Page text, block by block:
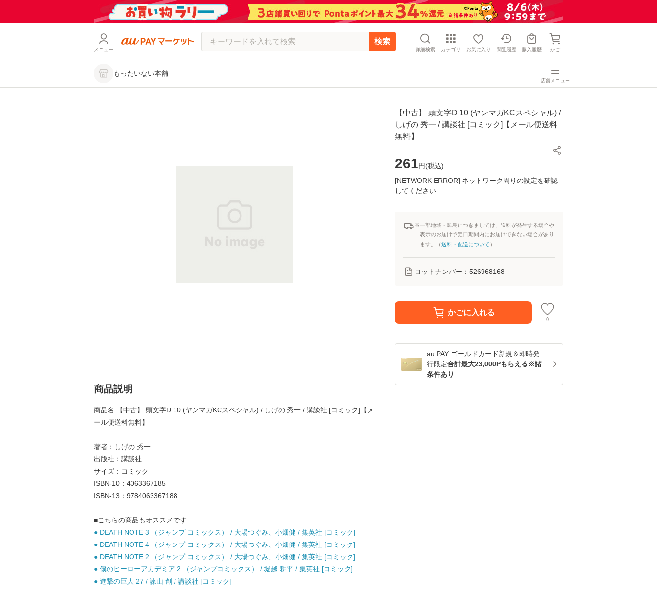
メニュー
検索
詳細検索 カテゴリ お気に入り 閲覧履歴 購入履歴 かご
もったいない本舗
店舗メニュー
【中古】 頭文字D 10 (ヤンマガKCスペシャル) /
しげの 秀一 / 講談社 [コミック]【メール便送料
無料】
261円(税込)
[NETWORK ERROR] ネットワーク周りの設定を確認
してください
※一部地域・離島につきましては、送料が発生する場合や
表示のお届け予定日期間内にお届けできない場合があり
ます。（送料・配送について ）
ロットナンバー： 526968168
かごに入れる
0
au PAY ゴールドカード新規＆即時発
行限定合計最大23,000Pもらえる※諸
条件あり
商品説明
商品名:【中古】 頭文字D 10 (ヤンマガKCスペシャル) / しげの 秀一 / 講談社 [コミック]【メ
ール便送料無料】
著者：しげの 秀一
出版社：講談社
サイズ：コミック
ISBN-10：4063367185
ISBN-13：9784063367188
■こちらの商品もオススメです
● DEATH NOTE 3 （ジャンプ コミックス） / 大場つぐみ、小畑健 / 集英社 [コミック]
● DEATH NOTE 4 （ジャンプ コミックス） / 大場つぐみ、小畑健 / 集英社 [コミック]
● DEATH NOTE 2 （ジャンプ コミックス） / 大場つぐみ、小畑健 / 集英社 [コミック]
● 僕のヒーローアカデミア 2 （ジャンプコミックス） / 堀越 耕平 / 集英社 [コミック]
● 進撃の巨人 27 / 諫山 創 / 講談社 [コミック]